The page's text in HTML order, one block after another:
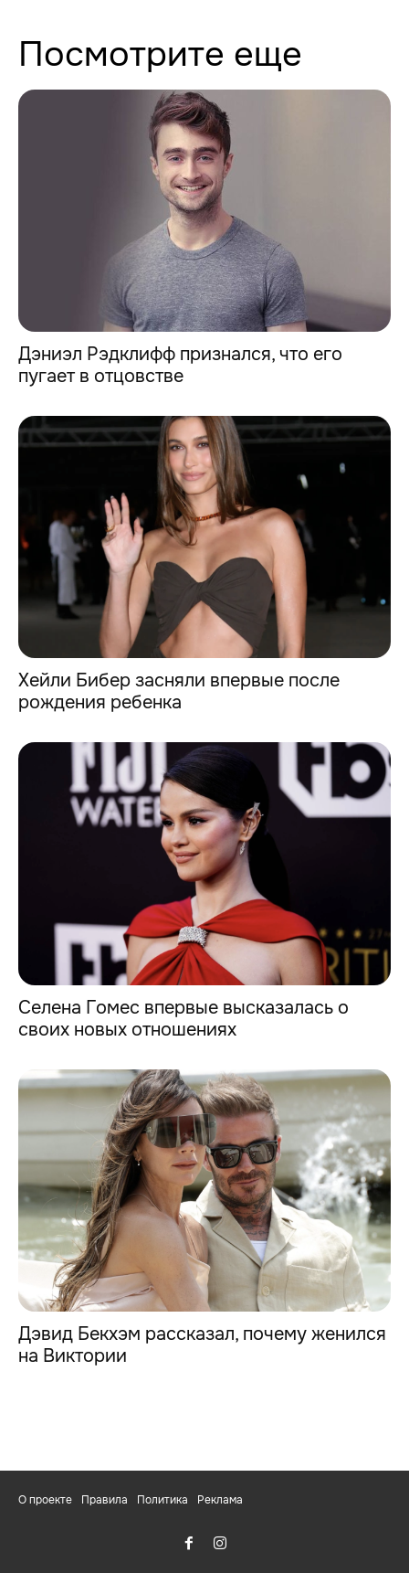
Посмотрите еще
Дэниэл Рэдклифф признался, что его
пугает в отцовстве
Хейли Бибер засняли впервые после
рождения ребенка
Селена Гомес впервые высказалась о
своих новых отношениях
Дэвид Бекхэм рассказал, почему женился
на Виктории
О проекте Правила Политика Реклама